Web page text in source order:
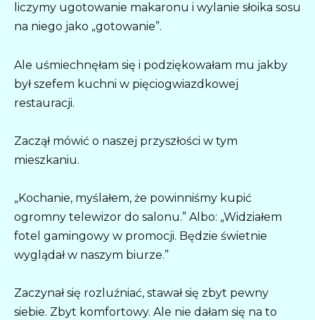
liczymy ugotowanie makaronu i wylanie słoika sosu
na niego jako „gotowanie”.
Ale uśmiechnęłam się i podziękowałam mu jakby
był szefem kuchni w pięciogwiazdkowej
restauracji.
Zaczął mówić o naszej przyszłości w tym
mieszkaniu.
„Kochanie, myślałem, że powinniśmy kupić
ogromny telewizor do salonu.” Albo: „Widziałem
fotel gamingowy w promocji. Będzie świetnie
wyglądał w naszym biurze.”
Zaczynał się rozluźniać, stawał się zbyt pewny
siebie. Zbyt komfortowy. Ale nie dałam się na to